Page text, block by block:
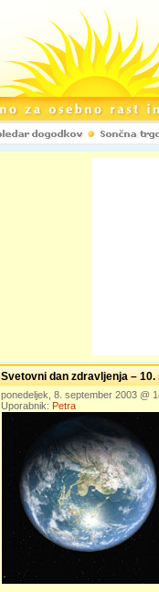
Svetovni dan zdravljenja –
ponedeljek, 8. september 2003 @
Uporabnik: Petra